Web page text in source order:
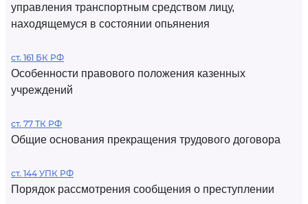
управления транспортным средством лицу,
находящемуся в состоянии опьянения
ст. 161 БК РФ
Особенности правового положения казенных
учреждений
ст. 77 ТК РФ
Общие основания прекращения трудового договора
ст. 144 УПК РФ
Порядок рассмотрения сообщения о преступлении